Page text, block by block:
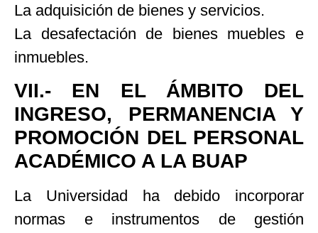
La adquisición de bienes y servicios.
La desafectación de bienes muebles e
inmuebles.
VII.- EN EL ÁMBITO DEL
INGRESO, PERMANENCIA Y
PROMOCIÓN DEL PERSONAL
ACADÉMICO A LA BUAP
La Universidad ha debido incorporar
normas e instrumentos de gestión